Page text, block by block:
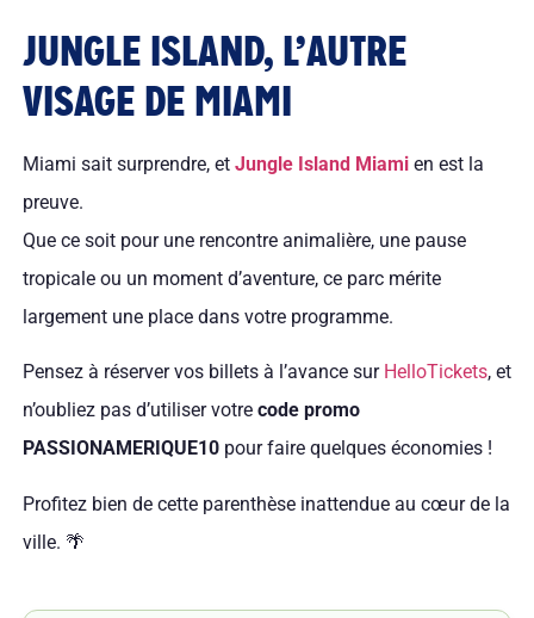
JUNGLE ISLAND, L’AUTRE
VISAGE DE MIAMI
Miami sait surprendre, et Jungle Island Miami en est la
preuve.
Que ce soit pour une rencontre animalière, une pause
tropicale ou un moment d’aventure, ce parc mérite
largement une place dans votre programme.
Pensez à réserver vos billets à l’avance sur HelloTickets, et
n’oubliez pas d’utiliser votre code promo
PASSIONAMERIQUE10pour faire quelques économies !
Profitez bien de cette parenthèse inattendue au cœur de la
ville. 🌴